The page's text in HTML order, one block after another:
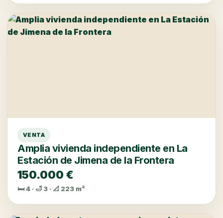
VENTA
Amplia vivienda independiente en La
Estación de Jimena de la Frontera
150.000 €
🛏️ 4 · 🛁 3 · 📐 223 m²